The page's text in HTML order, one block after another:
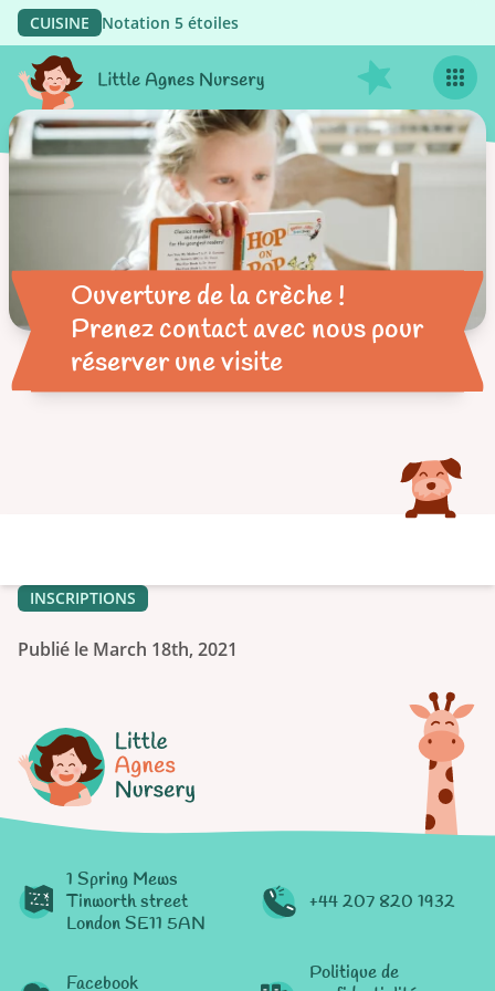
CUISINE Notation 5 étoiles
Ouverture de la crèche !
Prenez contact avec nous pour
réserver une visite
INSCRIPTIONS
Publié le March 18th, 2021
1 Spring Mews
Tinworth street
London SE11 5AN
+44 207 820 1932
Facebook
Politique de